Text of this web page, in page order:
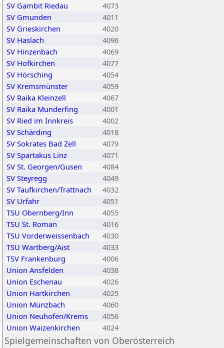
SV Gambit Riedau
4073
SV Gmunden
4011
SV Grieskirchen
4020
SV Haslach
4096
SV Hinzenbach
4069
SV Hofkirchen
4077
SV Hörsching
4054
SV Kremsmünster
4059
SV Raika Kleinzell
4067
SV Raika Munderfing
4001
SV Ried im Innkreis
4002
SV Schärding
4018
SV Sokrates Bad Zell
4079
SV Spartakus Linz
4071
SV St. Georgen/Gusen
4084
SV Steyregg
4049
SV Taufkirchen/Trattnach
4032
SV Urfahr
4051
TSU Obernberg/Inn
4055
TSU St. Roman
4016
TSU Vorderweissenbach
4030
TSU Wartberg/Aist
4033
TSV Frankenburg
4006
Union Ansfelden
4038
Union Eschenau
4026
Union Hartkirchen
4025
Union Münzbach
4060
Union Neuhofen/Krems
4056
Union Waizenkirchen
4024
Spielgemeinschaften von Oberösterreich